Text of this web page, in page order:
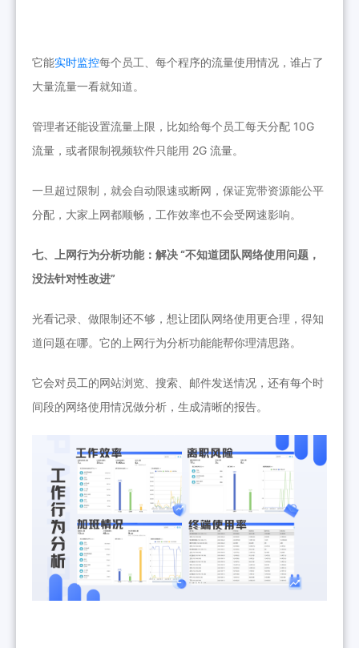
它能实时监控每个员工、每个程序的流量使用情况，谁占了
大量流量一看就知道。
管理者还能设置流量上限，比如给每个员工每天分配 10G
流量，或者限制视频软件只能用 2G 流量。
一旦超过限制，就会自动限速或断网，保证宽带资源能公平
分配，大家上网都顺畅，工作效率也不会受网速影响。
七、上网行为分析功能：解决 “不知道团队网络使用问题，
没法针对性改进”
光看记录、做限制还不够，想让团队网络使用更合理，得知
道问题在哪。 它的上网行为分析功能能帮你理清思路。
它会对员工的网站浏览、搜索、邮件发送情况，还有每个时
间段的网络使用情况做分析，生成清晰的报告。